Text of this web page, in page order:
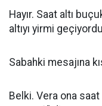
Hayır. Saat altı
altıyı yirmi
Sabahki mesajına
Belki. Vera ona